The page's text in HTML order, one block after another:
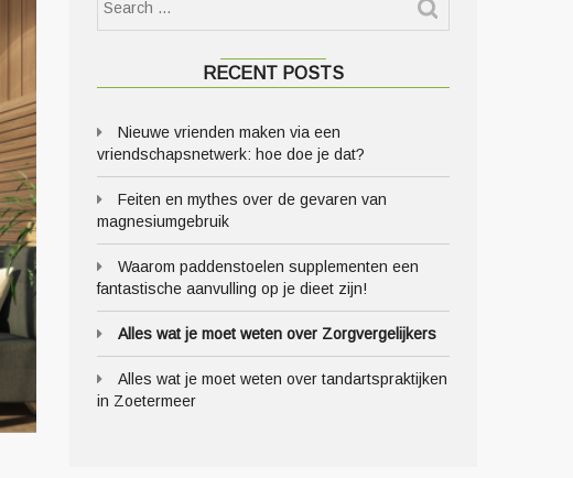
RECENT POSTS
Nieuwe vrienden maken via een
vriendschapsnetwerk: hoe doe je dat?
Feiten en mythes over de gevaren van
magnesiumgebruik
Waarom paddenstoelen supplementen een
fantastische aanvulling op je dieet zijn!
Alles wat je moet weten over Zorgvergelijkers
Alles wat je moet weten over tandartspraktijken
in Zoetermeer